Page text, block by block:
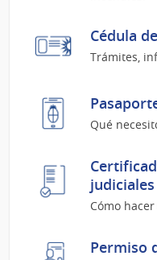
Cédula
Trámites,
Qué
judiciales
Cómo
Permiso